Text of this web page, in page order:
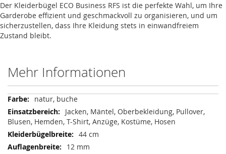
Der Kleiderbügel ECO Business RFS ist die perfekte Wahl, um Ihre
Garderobe effizient und geschmackvoll zu organisieren, und um
sicherzustellen, dass Ihre Kleidung stets in einwandfreiem
Zustand bleibt.
Mehr Informationen
Mehr
Informationen
natur, buche
Jacken, Mäntel, Oberbekleidung, Pullover,
Blusen, Hemden, T-Shirt, Anzüge, Kostüme, Hosen
44 cm
12 mm